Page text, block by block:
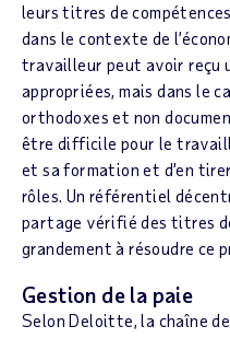
leurs titres de
dans le contexte de
travailleur peut avoir reçu
appropriées, mais dans le
orthodoxes et non
être difficile pour le
et sa formation et d’en
rôles. Un référentiel
partage vérifié des titres
grandement à résoudre ce
Gestion de la paie
Selon Deloitte, la chaîne